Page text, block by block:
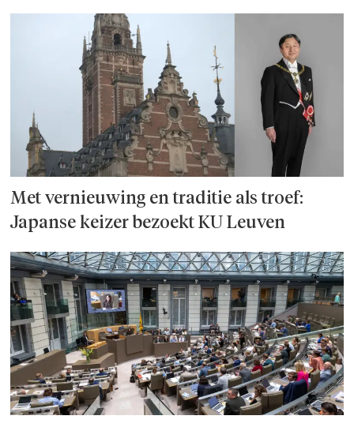
Met vernieuwing en traditie als troef:
Japanse keizer bezoekt KU Leuven